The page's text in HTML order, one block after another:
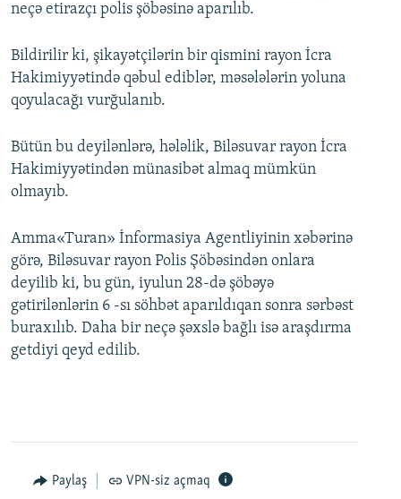
neçə etirazçı polis şöbəsinə aparılıb.
Bildirilir ki, şikayətçilərin bir qismini rayon İcra
Hakimiyyətində qəbul ediblər, məsələlərin yoluna
qoyulacağı vurğulanıb.
Bütün bu deyilənlərə, hələlik, Biləsuvar rayon İcra
Hakimiyyətindən münasibət almaq mümkün
olmayıb.
Amma«Turan» İnformasiya Agentliyinin xəbərinə
görə, Biləsuvar rayon Polis Şöbəsindən onlara
deyilib ki, bu gün, iyulun 28-də şöbəyə
gətirilənlərin 6 -sı söhbət aparıldıqan sonra sərbəst
buraxılıb. Daha bir neçə şəxslə bağlı isə araşdırma
getdiyi qeyd edilib.
Paylaş VPN-siz açmaq